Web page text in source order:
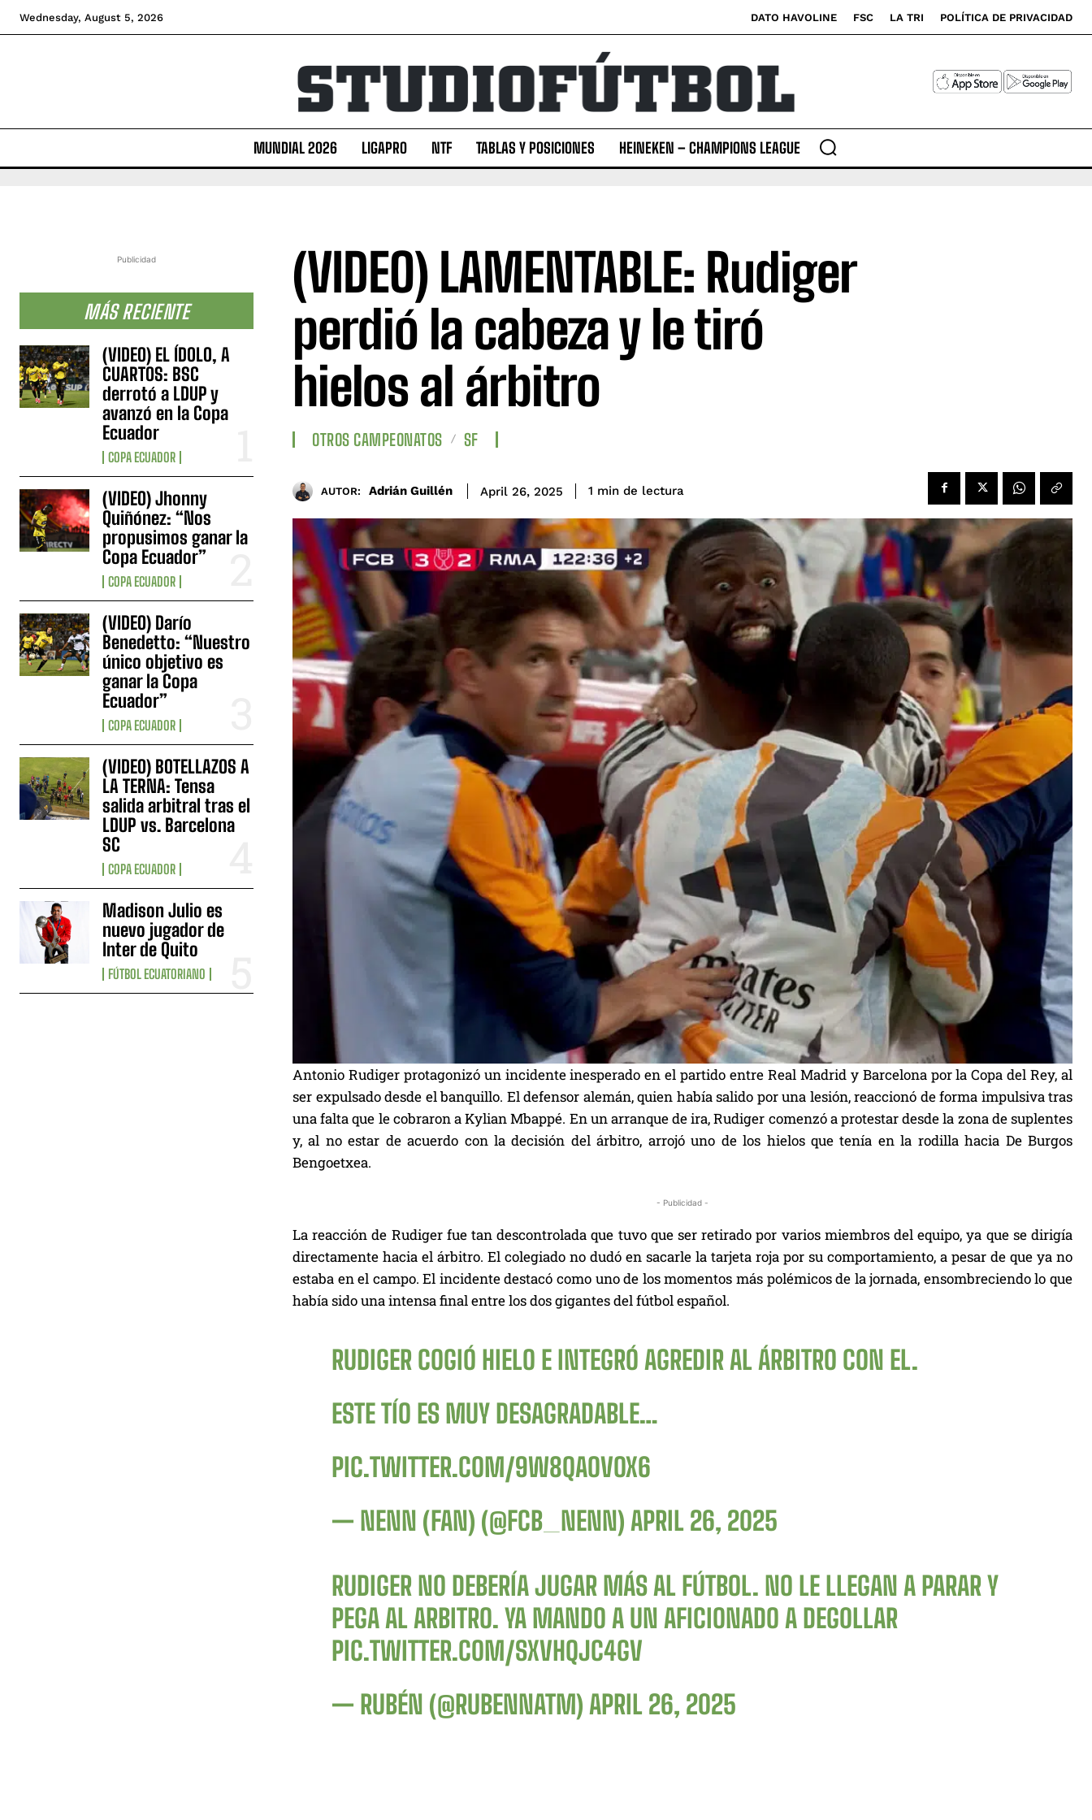
Wednesday, August 5, 2026 DATO HAVOLINE FSC LA TRI POLÍTICA DE PRIVACIDAD
MUNDIAL 2026 LIGAPRO NTF TABLAS Y POSICIONES HEINEKEN – CHAMPIONS LEAGUE
Publicidad
MÁS RECIENTE
(VIDEO) EL ÍDOLO, A
CUARTOS: BSC
derrotó a LDUP y
avanzó en la Copa
Ecuador
COPA ECUADOR
(VIDEO) Jhonny
Quiñónez: “Nos
propusimos ganar la
Copa Ecuador”
COPA ECUADOR
(VIDEO) Darío
Benedetto: “Nuestro
único objetivo es
ganar la Copa
Ecuador”
COPA ECUADOR
(VIDEO) BOTELLAZOS A
LA TERNA: Tensa
salida arbitral tras el
LDUP vs. Barcelona
SC
COPA ECUADOR
Madison Julio es
nuevo jugador de
Inter de Quito
FÚTBOL ECUATORIANO
(VIDEO) LAMENTABLE: Rudiger
perdió la cabeza y le tiró
hielos al árbitro
OTROS CAMPEONATOS SF
AUTOR: Adrián Guillén April 26, 2025 1 min de lectura
Antonio Rudiger protagonizó un incidente inesperado en el partido entre Real Madrid y Barcelona por la Copa del Rey, al
ser expulsado desde el banquillo. El defensor alemán, quien había salido por una lesión, reaccionó de forma impulsiva tras
una falta que le cobraron a Kylian Mbappé. En un arranque de ira, Rudiger comenzó a protestar desde la zona de suplentes
y, al no estar de acuerdo con la decisión del árbitro, arrojó uno de los hielos que tenía en la rodilla hacia De Burgos
Bengoetxea.
- Publicidad -
La reacción de Rudiger fue tan descontrolada que tuvo que ser retirado por varios miembros del equipo, ya que se dirigía
directamente hacia el árbitro. El colegiado no dudó en sacarle la tarjeta roja por su comportamiento, a pesar de que ya no
estaba en el campo. El incidente destacó como uno de los momentos más polémicos de la jornada, ensombreciendo lo que
había sido una intensa final entre los dos gigantes del fútbol español.
RUDIGER COGIÓ HIELO E INTEGRÓ AGREDIR AL ÁRBITRO CON EL.
ESTE TÍO ES MUY DESAGRADABLE…
PIC.TWITTER.COM/9W8QAOVOX6
— NENN (FAN) (@FCB_NENN) APRIL 26, 2025
RUDIGER NO DEBERÍA JUGAR MÁS AL FÚTBOL. NO LE LLEGAN A PARAR Y
PEGA AL ARBITRO. YA MANDO A UN AFICIONADO A DEG0LLAR
PIC.TWITTER.COM/SXVHQJC4GV
— RUBÉN (@RUBENNATM) APRIL 26, 2025